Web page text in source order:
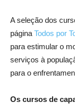
A seleção dos
páginaTodos por
para estimular o
serviços à
para o
Os cursos de